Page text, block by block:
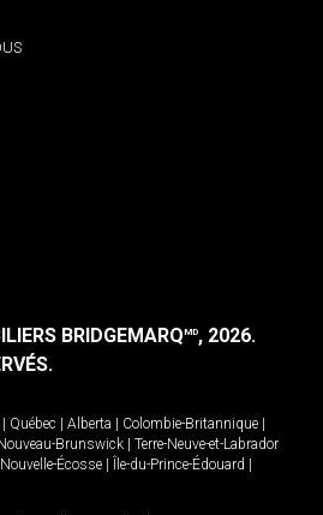
BRIDGEMARQMD, 2026.
Québec Alberta Colombie-Britannique
Brunswick
Terre-Neuve-et-Labrador
Nouvelle-Écosse Île-du-Prince-Édouard